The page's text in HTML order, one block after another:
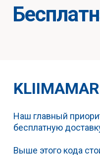
Наш главный
бесплатную
Выше этого кода